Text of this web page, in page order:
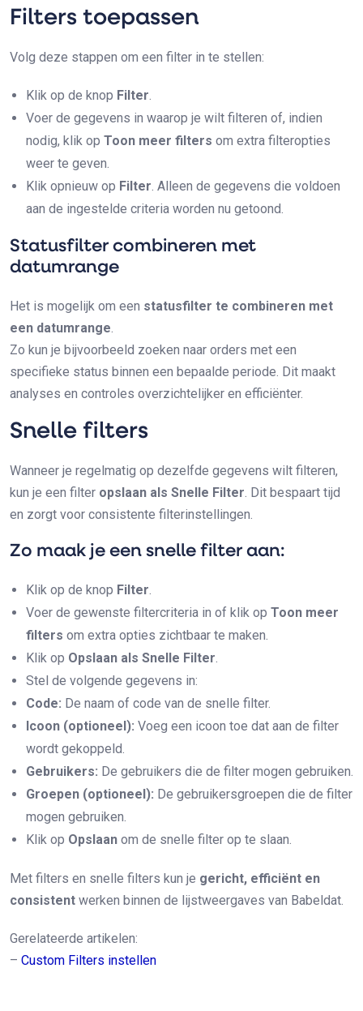
Filters toepassen
Volg deze stappen om een filter in te stellen:
Klik op de knop Filter.
Voer de gegevens in waarop je wilt filteren of, indien
nodig, klik op Toon meer filters om extra filteropties
weer te geven.
Klik opnieuw op Filter. Alleen de gegevens die voldoen
aan de ingestelde criteria worden nu getoond.
Statusfilter combineren met
datumrange
Het is mogelijk om een statusfilter te combineren met
een datumrange.
Zo kun je bijvoorbeeld zoeken naar orders met een
specifieke status binnen een bepaalde periode. Dit maakt
analyses en controles overzichtelijker en efficiënter.
Snelle filters
Wanneer je regelmatig op dezelfde gegevens wilt filteren,
kun je een filter opslaan als Snelle Filter. Dit bespaart tijd
en zorgt voor consistente filterinstellingen.
Zo maak je een snelle filter aan:
Klik op de knop Filter.
Voer de gewenste filtercriteria in of klik op Toon meer
filters om extra opties zichtbaar te maken.
Klik op Opslaan als Snelle Filter.
Stel de volgende gegevens in:
Code: De naam of code van de snelle filter.
Icoon (optioneel): Voeg een icoon toe dat aan de filter
wordt gekoppeld.
Gebruikers: De gebruikers die de filter mogen gebruiken.
Groepen (optioneel): De gebruikersgroepen die de filter
mogen gebruiken.
Klik op Opslaan om de snelle filter op te slaan.
Met filters en snelle filters kun je gericht, efficiënt en
consistent werken binnen de lijstweergaves van Babeldat.
Gerelateerde artikelen:
– Custom Filters instellen